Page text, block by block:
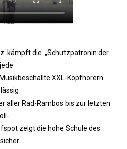
kämpft die „Schutzpatronin der
XXL-Kopfhörern
aller Rad-Rambos bis zur letzten
zeigt die hohe Schule des